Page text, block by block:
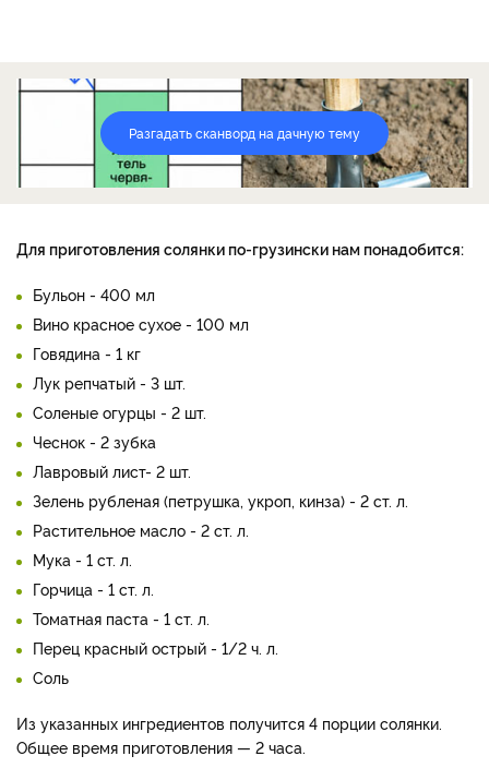
Разгадать сканворд на дачную тему
Для приготовления солянки по-грузински нам понадобится:
Бульон - 400 мл
Вино красное сухое - 100 мл
Говядина - 1 кг
Лук репчатый - 3 шт.
Соленые огурцы - 2 шт.
Чеснок - 2 зубка
Лавровый лист- 2 шт.
Зелень рубленая (петрушка, укроп, кинза) - 2 ст. л.
Растительное масло - 2 ст. л.
Мука - 1 ст. л.
Горчица - 1 ст. л.
Томатная паста - 1 ст. л.
Перец красный острый - 1/2 ч. л.
Соль
Из указанных ингредиентов получится 4 порции солянки.
Общее время приготовления — 2 часа.